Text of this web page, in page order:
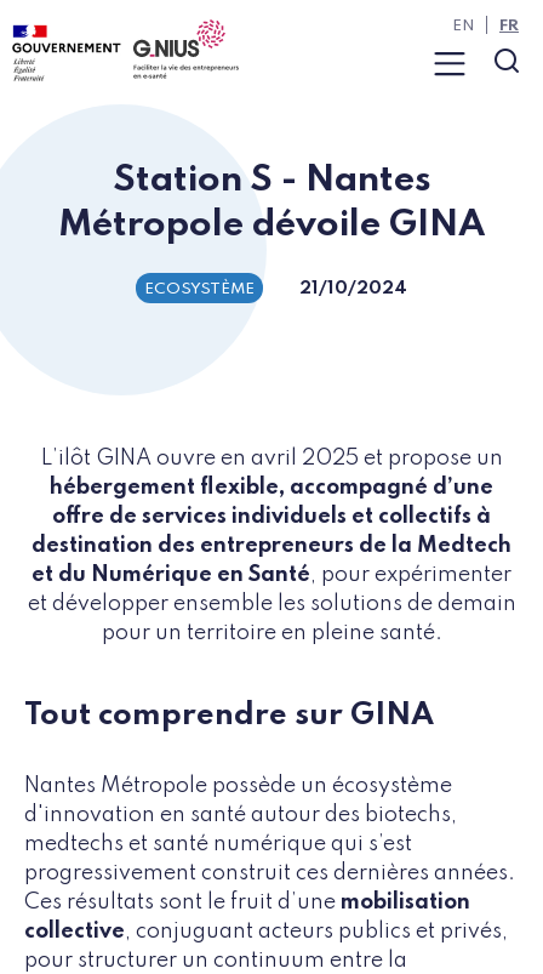
Panneau de gestion des cookies
Aller au contenu
Aller à la navigation
Menu
EN FR
Station S - Nantes
Métropole dévoile GINA
ECOSYSTÈME 21/10/2024
L’ilôt GINA ouvre en avril 2025 et propose un
hébergement flexible, accompagné d’une
offre de services individuels et collectifs à
destination des entrepreneurs de la Medtech
et du Numérique en Santé, pour expérimenter
et développer ensemble les solutions de demain
pour un territoire en pleine santé.
Tout comprendre sur GINA
Nantes Métropole possède un écosystème
d'innovation en santé autour des biotechs,
medtechs et santé numérique qui s’est
progressivement construit ces dernières années.
Ces résultats sont le fruit d’une mobilisation
collective, conjuguant acteurs publics et privés,
pour structurer un continuum entre la